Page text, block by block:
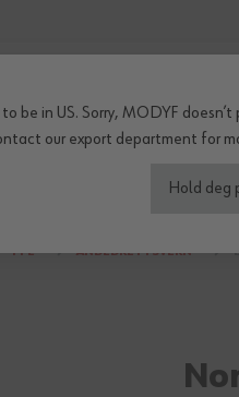
PPE ÅNDEDRETTSVERN
to be in US. Sorry, MODYF
our export department for
Hold deg